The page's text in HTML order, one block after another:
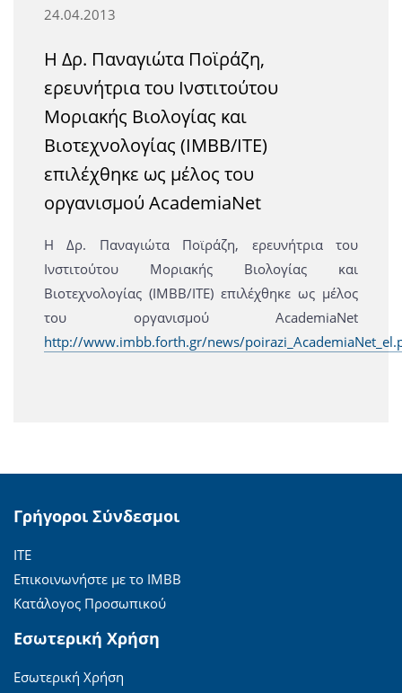
24.04.2013
Η Δρ. Παναγιώτα Ποϊράζη,
ερευνήτρια του Ινστιτούτου
Μοριακής Βιολογίας και
Βιοτεχνολογίας (ΙΜΒΒ/ΙΤΕ)
επιλέχθηκε ως μέλος του
οργανισμού AcademiaNet
Η Δρ. Παναγιώτα Ποϊράζη, ερευνήτρια του
Ινστιτούτου Μοριακής Βιολογίας και
Βιοτεχνολογίας (ΙΜΒΒ/ΙΤΕ) επιλέχθηκε ως μέλος
του οργανισμού AcademiaNet
http://www.imbb.forth.gr/news/
Γρήγοροι Σύνδεσμοι
ΙΤΕ
Επικοινωνήστε με το ΙΜΒΒ
Κατάλογος Προσωπικού
Εσωτερική Χρήση
Εσωτερική Χρήση